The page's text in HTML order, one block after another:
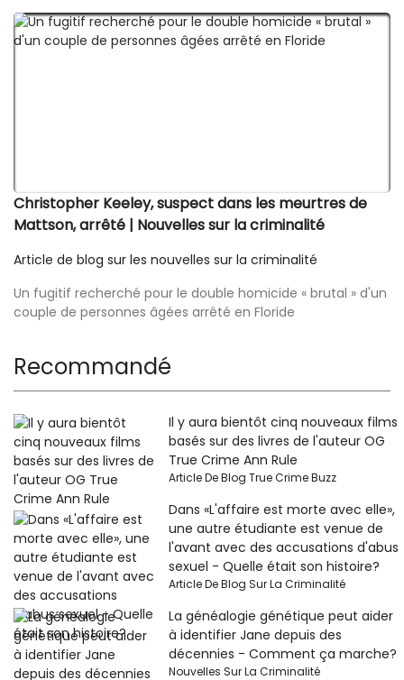
Christopher Keeley, suspect dans les meurtres de
Mattson, arrêté | Nouvelles sur la criminalité
Article de blog sur les nouvelles sur la criminalité
Un fugitif recherché pour le double homicide « brutal » d'un
couple de personnes âgées arrêté en Floride
Recommandé
Il y aura bientôt cinq nouveaux films
basés sur des livres de l'auteur OG
True Crime Ann Rule
Article De Blog True Crime Buzz
Dans «L'affaire est morte avec elle»,
une autre étudiante est venue de
l'avant avec des accusations d'abus
sexuel - Quelle était son histoire?
Article De Blog Sur La Criminalité
La généalogie génétique peut aider
à identifier Jane depuis des
décennies - Comment ça marche?
Nouvelles Sur La Criminalité